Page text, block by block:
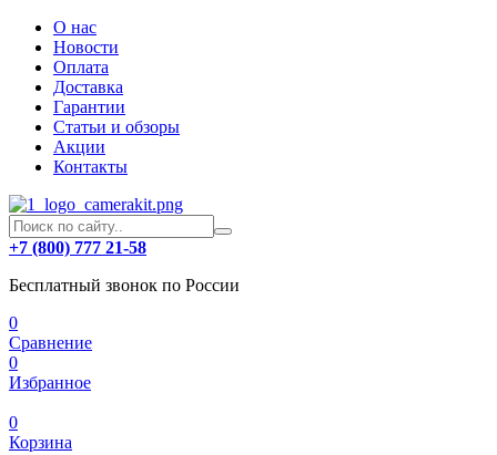
О нас
Новости
Оплата
Доставка
Гарантии
Статьи и обзоры
Акции
Контакты
+7 (800) 777 21-58
Бесплатный звонок по России
0
Сравнение
0
Избранное
0
Корзина